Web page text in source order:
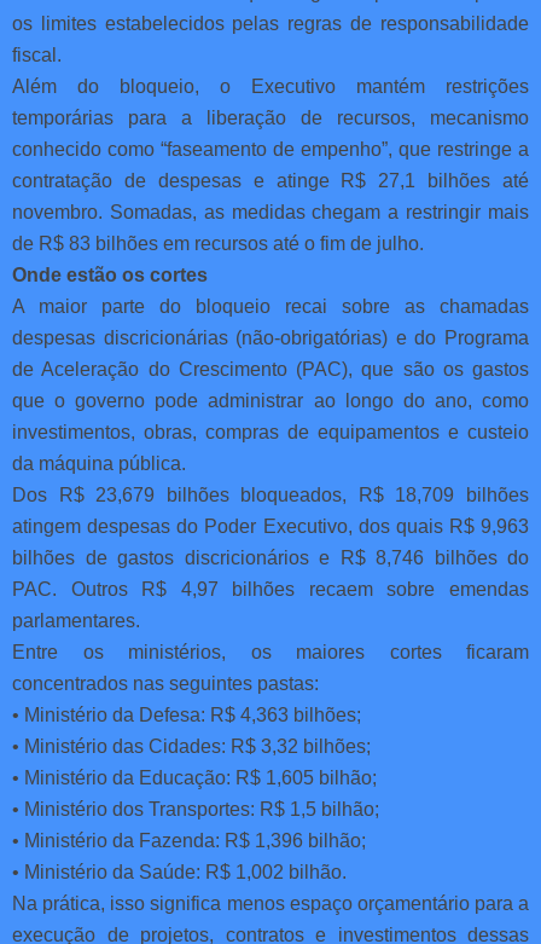
os limites estabelecidos pelas regras de responsabilidade
fiscal.
Além do bloqueio, o Executivo mantém restrições
temporárias para a liberação de recursos, mecanismo
conhecido como “faseamento de empenho”, que restringe a
contratação de despesas e atinge R$ 27,1 bilhões até
novembro. Somadas, as medidas chegam a restringir mais
de R$ 83 bilhões em recursos até o fim de julho.
Onde estão os cortes
A maior parte do bloqueio recai sobre as chamadas
despesas discricionárias (não-obrigatórias) e do Programa
de Aceleração do Crescimento (PAC), que são os gastos
que o governo pode administrar ao longo do ano, como
investimentos, obras, compras de equipamentos e custeio
da máquina pública.
Dos R$ 23,679 bilhões bloqueados, R$ 18,709 bilhões
atingem despesas do Poder Executivo, dos quais R$ 9,963
bilhões de gastos discricionários e R$ 8,746 bilhões do
PAC. Outros R$ 4,97 bilhões recaem sobre emendas
parlamentares.
Entre os ministérios, os maiores cortes ficaram
concentrados nas seguintes pastas:
• Ministério da Defesa: R$ 4,363 bilhões;
• Ministério das Cidades: R$ 3,32 bilhões;
• Ministério da Educação: R$ 1,605 bilhão;
• Ministério dos Transportes: R$ 1,5 bilhão;
• Ministério da Fazenda: R$ 1,396 bilhão;
• Ministério da Saúde: R$ 1,002 bilhão.
Na prática, isso significa menos espaço orçamentário para a
execução de projetos, contratos e investimentos dessas